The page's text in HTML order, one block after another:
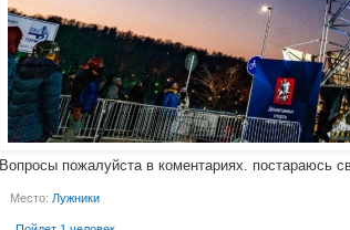
Вопросы пожалуйста в коментариях. постараюсь
Место: Лужники